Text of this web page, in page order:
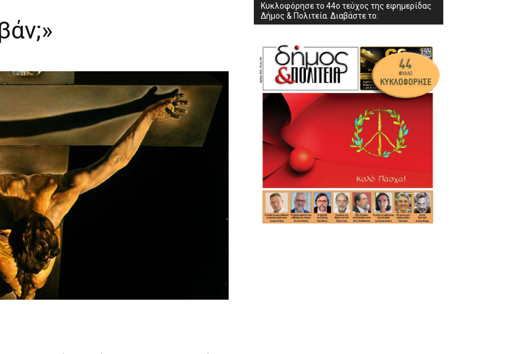
Κυκλοφόρησε το 44ο τεύχος της εφημερίδας
Δήμος & Πολιτεία. Διαβάστε το: